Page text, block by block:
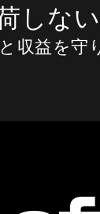
しな
収益を守